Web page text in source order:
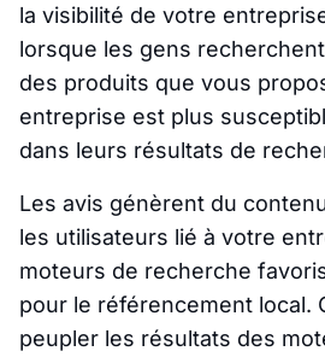
la visibilité de votre
lorsque les gens
des produits que vous
entreprise est plus
dans leurs résultats de
Les avis génèrent du
les utilisateurs lié à votre
moteurs de recherche
pour le référencement local.
peupler les résultats des